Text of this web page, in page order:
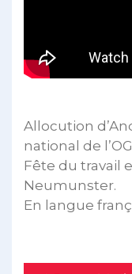
Allocution
national de
Fête du travail
Neumunster.
En langue